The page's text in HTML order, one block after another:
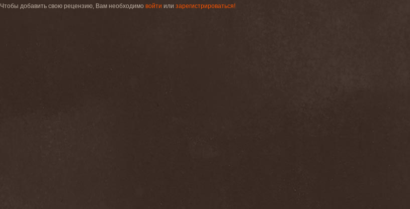
Чтобы добавить свою рецензию, Вам необходимо войти или зарегистрироваться!